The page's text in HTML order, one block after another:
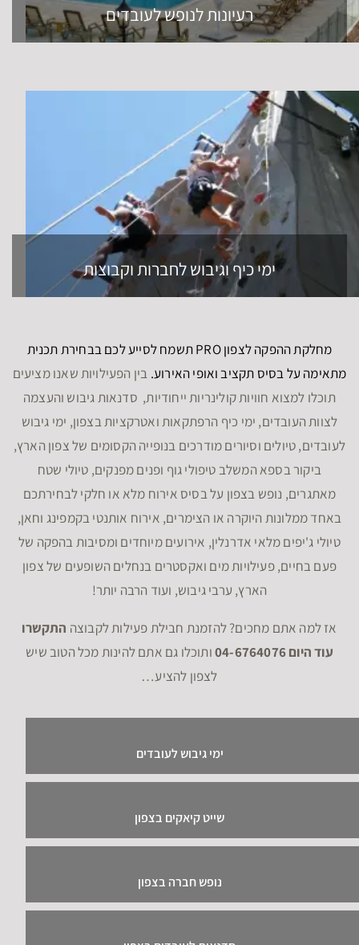
רעיונות לנופש לעובדים
ימי כיף וגיבוש לחברות וקבוצות
מחלקת ההפקה לצפון PRO תשמח לסייע לכם בבחירת תכנית
מתאימה על בסיס תקציב ואופי האירוע. בין הפעילויות שאנו מציעים
תוכלו למצוא חוויות קולינריות ייחודיות, סדנאות גיבוש והעצמה
לצוות העובדים, ימי כיף הרפתקאות ואטרקציות בצפון, ימי גיבוש
לעובדים, טיולים וסיורים מודרכים בנופייה הקסומים של צפון הארץ,
ביקור בספא המשלב טיפולי גוף ופנים מפנקים, טיולי שטח
מאתגרים, נופש בצפון על בסיס אירוח מלא או חלקי לבחירתכם
באחד ממלונות היוקרה או הצימרים, אירוח אותנטי בקמפינג וחאן,
טיולי ג'יפים מלאי אדרנלין, אירועים מיוחדים ומסיבות בהפקה של
פעם בחיים, פעילויות מים ואקסטרים בנחלים השופעים של צפון
הארץ, ערבי גיבוש, ועוד הרבה יותר!
אז למה אתם מחכים? להזמנת חבילת פעילות לקבוצה התקשרו
עוד היום 04-6764076
ותוכלו גם אתם להינות מכל הטוב שיש
לצפון להציע…
ימי גיבוש לעובדים
שייט קיאקים בצפון
נופש חברה בצפון